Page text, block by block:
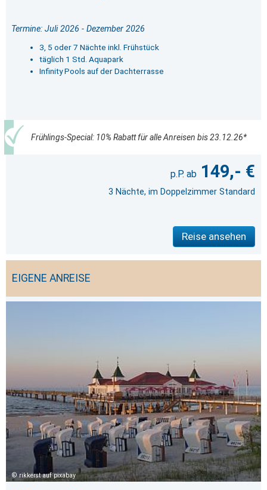
Termine: Juli 2026 - Dezember 2026
3, 5 oder 7 Nächte inkl. Frühstück
täglich 1 Std. Aquapark
Infinity Pools auf der Dachterrasse
Frühlings-Special: 10% Rabatt für alle Anreisen bis 23.12.26*
149,- €
3 Nächte, im Doppelzimmer Standard
Reise ansehen
EIGENE ANREISE
rikkerst auf pixabay